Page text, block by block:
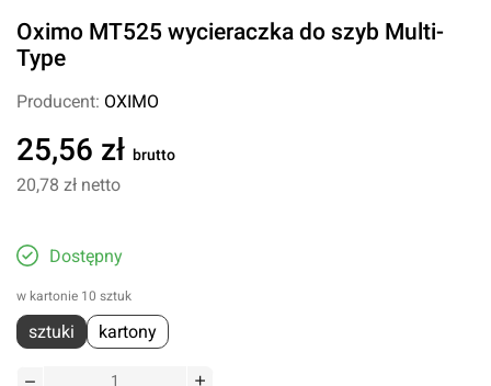
Oximo MT525 wycieraczka do szyb Multi-
Type
Producent: OXIMO
25,56 zł brutto
20,78 zł netto
Dostępny
w kartonie 10 sztuk
sztuki kartony